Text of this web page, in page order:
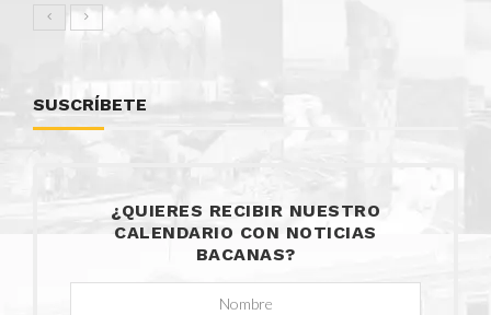
SUSCRÍBETE
¿QUIERES RECIBIR NUESTRO
CALENDARIO CON NOTICIAS
BACANAS?